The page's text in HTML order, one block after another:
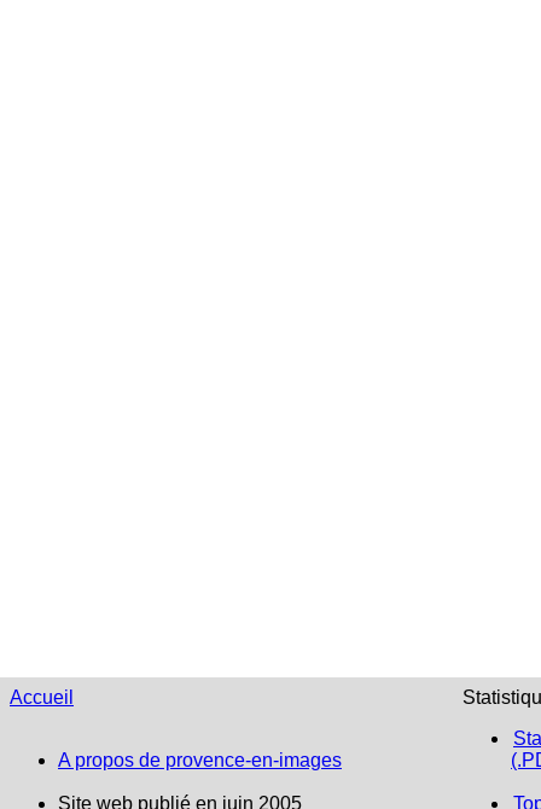
Accueil
A propos de provence-en-images
Site web publié en juin 2005